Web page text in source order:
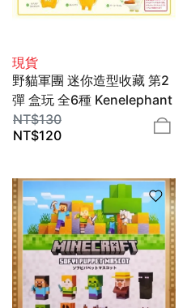
現貨
野貓軍團 迷你造型收藏 第2
彈 盒玩 全6種 Kenelephant
NT$130
NT$120